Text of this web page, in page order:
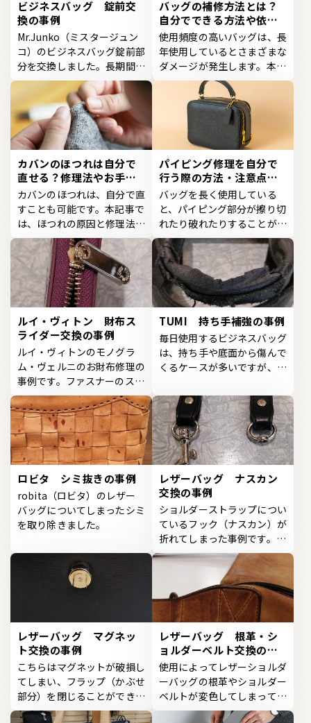
ビジネスバッグ 錠前交
換の事例
Mr.Junko（ミスタージュン
コ）のビジネスバッグ錠前部
分を交換しました。長期間使
用したバッグなので、バ...
バッグの補修方法とは？
自分でできる方法や依頼
するメリットも紹介
使用頻度の高いバッグは、長
年使用しているとさまざまな
ダメージが発生します。本記
事では、破れや擦り切...
カバンのほつれは自分で
直せる？修理法やお手入
れ方法を紹介
カバンのほつれは、自分で直
すことも可能です。本記事で
は、ほつれの原因と修理法、
お手入れ方法を解説し...
パイピング修理を自分で
行う際の方法・注意点を
紹介
バッグを長く使用している
と、パイピング部分が擦り切
れたり破れたりすることがあ
ります。本記事では、自...
ルイ・ヴィトン 財布ス
ライダー交換の事例
ルイ・ヴィトンのモノグラ
ム・ヴェルニのお財布修理の
事例です。ファスナーのスラ
イダーが緩み、ファスナ...
TUMI 持ち手補強の事例
毎日使用するビジネスバッグ
は、持ち手や底面から傷んで
くるケースが多いですが、こ
ロビタ シミ抜きの事例
robita（ロビタ）のレザー
バッグについてしまったシミ
を取り除きました。
レザーバッグ ナスカン
交換の事例
ショルダーストラップについ
ているフック（ナスカン）が
折れてしまった事例です。ナ
スカンが壊れてしまう...
レザーバッグ マグネッ
ト交換の事例
こちらはマグネットが破損し
てしまい、フラップ（かぶせ
部分）を閉じることができな
くなってしまった事例...
レザーバッグ 根革・シ
ョルダーベルト交換の事
例
使用によってレザーショルダ
ーバッグの根革やショルダー
ベルトが変色してしまってい
た事例です。根革部分...